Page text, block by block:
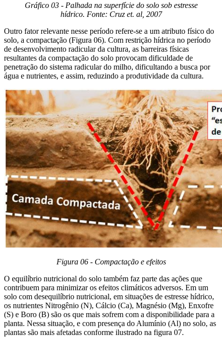
Gráfico 03 - Palhada na superfície do solo sob estresse
hídrico. Fonte: Cruz et. al, 2007
Outro fator relevante nesse período refere-se a um atributo físico do
solo, a compactação (Figura 06). Com restrição hídrica no período
de desenvolvimento radicular da cultura, as barreiras físicas
resultantes da compactação do solo provocam dificuldade de
penetração do sistema radicular do milho, dificultando a busca por
água e nutrientes, e assim, reduzindo a produtividade da cultura.
Figura 06 - Compactação e efeitos
O equilíbrio nutricional do solo também faz parte das ações que
contribuem para minimizar os efeitos climáticos adversos. Em um
solo com desequilíbrio nutricional, em situações de estresse hídrico,
os nutrientes Nitrogênio (N), Cálcio (Ca), Magnésio (Mg), Enxofre
(S) e Boro (B) são os que mais sofrem com a disponibilidade para a
planta. Nessa situação, e com presença do Alumínio (Al) no solo, as
plantas são mais afetadas conforme ilustrado na figura 07.